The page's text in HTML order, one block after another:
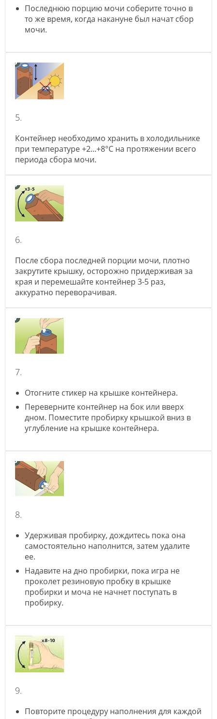
Последнюю порцию мочи соберите точно в
то же время, когда накануне был начат сбор
мочи.
5.
Контейнер необходимо хранить в холодильнике
при температуре +2...+8°С на протяжении всего
периода сбора мочи.
6.
После сбора последней порции мочи, плотно
закрутите крышку, осторожно придерживая за
края и перемешайте контейнер 3-5 раз,
аккуратно переворачивая.
7.
Отогните стикер на крышке контейнера.
Переверните контейнер на бок или вверх
дном. Поместите пробирку крышкой вниз в
углубление на крышке контейнера.
8.
Удерживая пробирку, дождитесь пока она
самостоятельно наполнится, затем удалите
ее.
Надавите на дно пробирки, пока игра не
проколет резиновую пробку в крышке
пробирки и моча не начнет поступать в
пробирку.
9.
Повторите процедуру наполнения для каждой